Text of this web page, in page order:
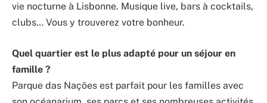
vie nocturne à Lisbonne. Musique live, bars à cocktails,
clubs… Vous y trouverez votre bonheur.
Quel quartier est le plus adapté pour un séjour en
famille ?
Parque das Nações est parfait pour les familles avec